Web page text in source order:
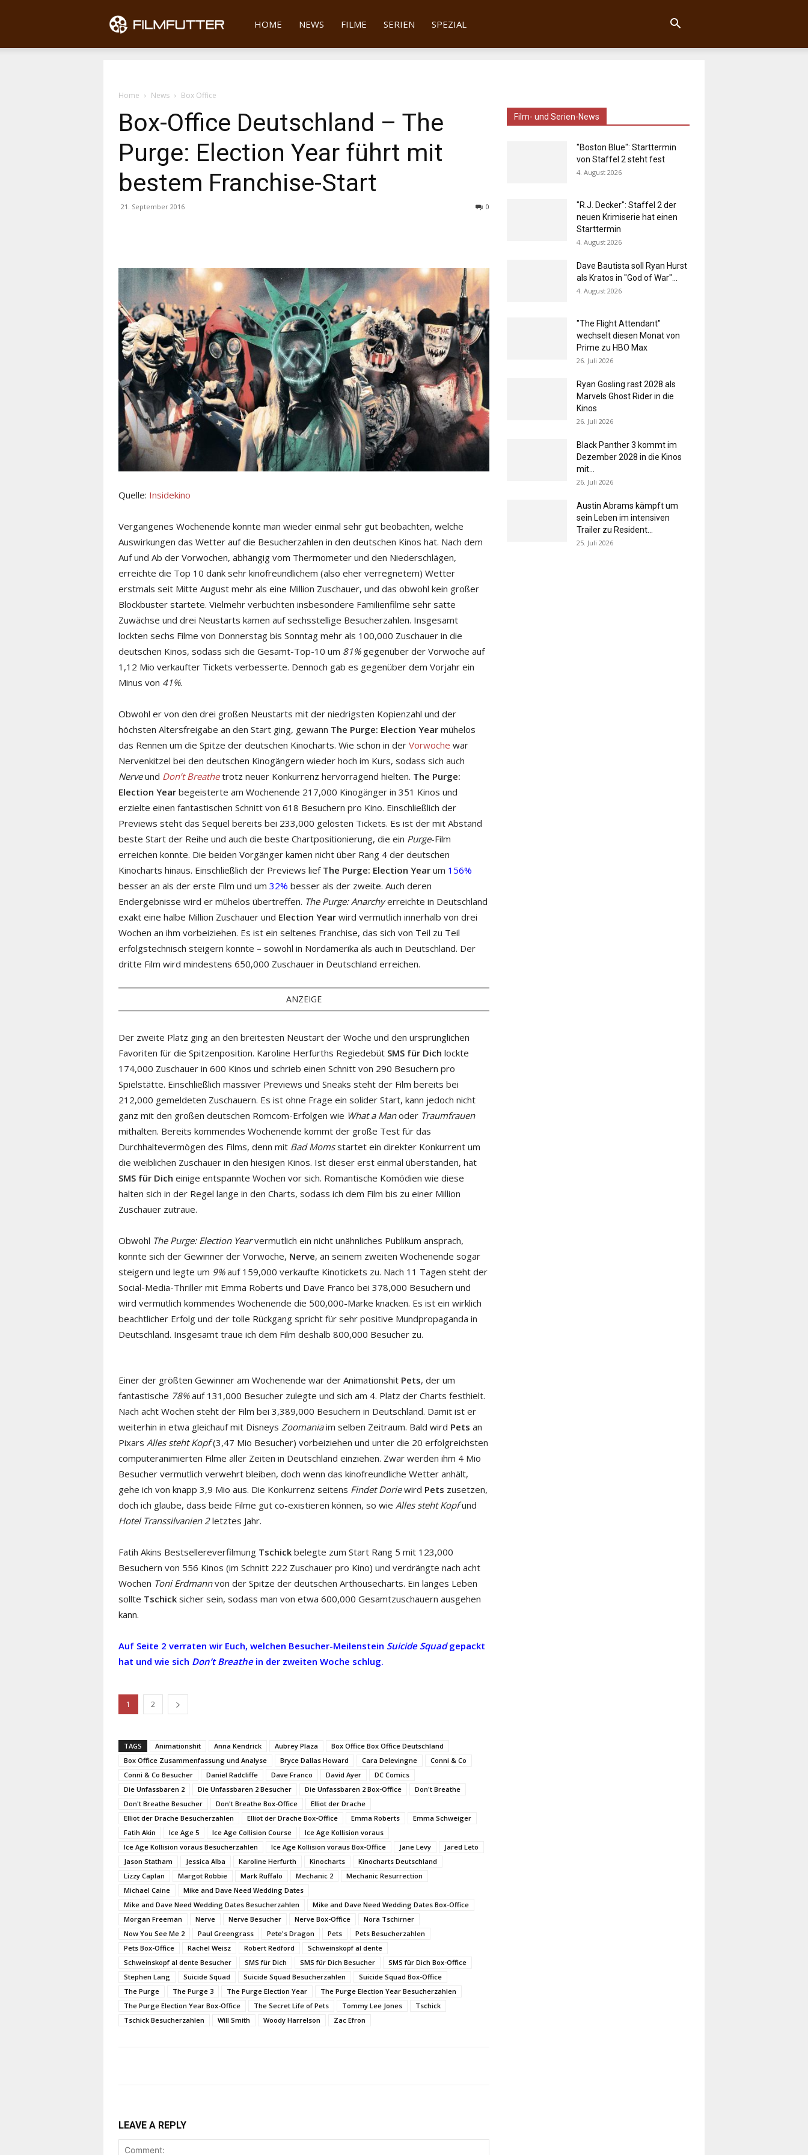
Filmfutter
HOME NEWS FILME SERIEN SPEZIAL
Home News Box Office
Box-Office Deutschland – The
Purge: Election Year führt mit
bestem Franchise-Start
21. September 2016 0
Quelle: Insidekino
Vergangenes Wochenende konnte man wieder einmal sehr gut beobachten, welche
Auswirkungen das Wetter auf die Besucherzahlen in den deutschen Kinos hat. Nach dem
Auf und Ab der Vorwochen, abhängig vom Thermometer und den Niederschlägen,
erreichte die Top 10 dank sehr kinofreundlichem (also eher verregnetem) Wetter
erstmals seit Mitte August mehr als eine Million Zuschauer, und das obwohl kein großer
Blockbuster startete. Vielmehr verbuchten insbesondere Familienfilme sehr satte
Zuwächse und drei Neustarts kamen auf sechsstellige Besucherzahlen. Insgesamt
lockten sechs Filme von Donnerstag bis Sonntag mehr als 100,000 Zuschauer in die
deutschen Kinos, sodass sich die Gesamt-Top-10 um 81%gegenüber der Vorwoche auf
1,12 Mio verkaufter Tickets verbesserte. Dennoch gab es gegenüber dem Vorjahr ein
Minus von 41%.
Obwohl er von den drei großen Neustarts mit der niedrigsten Kopienzahl und der
höchsten Altersfreigabe an den Start ging, gewann The Purge: Election Year mühelos
das Rennen um die Spitze der deutschen Kinocharts. Wie schon in der Vorwoche war
Nervenkitzel bei den deutschen Kinogängern wieder hoch im Kurs, sodass sich auch
Nerveund Don’t Breathetrotz neuer Konkurrenz hervorragend hielten. The Purge:
Election Year begeisterte am Wochenende 217,000 Kinogänger in 351 Kinos und
erzielte einen fantastischen Schnitt von 618 Besuchern pro Kino. Einschließlich der
Previews steht das Sequel bereits bei 233,000 gelösten Tickets. Es ist der mit Abstand
beste Start der Reihe und auch die beste Chartpositionierung, die ein Purge-Film
erreichen konnte. Die beiden Vorgänger kamen nicht über Rang 4 der deutschen
Kinocharts hinaus. Einschließlich der Previews lief The Purge: Election Year um 156%
besser an als der erste Film und um 32% besser als der zweite. Auch deren
Endergebnisse wird er mühelos übertreffen. The Purge: Anarchyerreichte in Deutschland
exakt eine halbe Million Zuschauer und Election Year wird vermutlich innerhalb von drei
Wochen an ihm vorbeiziehen. Es ist ein seltenes Franchise, das sich von Teil zu Teil
erfolgstechnisch steigern konnte – sowohl in Nordamerika als auch in Deutschland. Der
dritte Film wird mindestens 650,000 Zuschauer in Deutschland erreichen.
ANZEIGE
Der zweite Platz ging an den breitesten Neustart der Woche und den ursprünglichen
Favoriten für die Spitzenposition. Karoline Herfurths Regiedebüt SMS für Dich lockte
174,000 Zuschauer in 600 Kinos und schrieb einen Schnitt von 290 Besuchern pro
Spielstätte. Einschließlich massiver Previews und Sneaks steht der Film bereits bei
212,000 gemeldeten Zuschauern. Es ist ohne Frage ein solider Start, kann jedoch nicht
ganz mit den großen deutschen Romcom-Erfolgen wie What a Manoder Traumfrauen
mithalten. Bereits kommendes Wochenende kommt der große Test für das
Durchhaltevermögen des Films, denn mit Bad Momsstartet ein direkter Konkurrent um
die weiblichen Zuschauer in den hiesigen Kinos. Ist dieser erst einmal überstanden, hat
SMS für Dich einige entspannte Wochen vor sich. Romantische Komödien wie diese
halten sich in der Regel lange in den Charts, sodass ich dem Film bis zu einer Million
Zuschauer zutraue.
Obwohl The Purge: Election Yearvermutlich ein nicht unähnliches Publikum ansprach,
konnte sich der Gewinner der Vorwoche, Nerve, an seinem zweiten Wochenende sogar
steigern und legte um 9%auf 159,000 verkaufte Kinotickets zu. Nach 11 Tagen steht der
Social-Media-Thriller mit Emma Roberts und Dave Franco bei 378,000 Besuchern und
wird vermutlich kommendes Wochenende die 500,000-Marke knacken. Es ist ein wirklich
beachtlicher Erfolg und der tolle Rückgang spricht für sehr positive Mundpropaganda in
Deutschland. Insgesamt traue ich dem Film deshalb 800,000 Besucher zu.
Einer der größten Gewinner am Wochenende war der Animationshit Pets, der um
fantastische 78%auf 131,000 Besucher zulegte und sich am 4. Platz der Charts festhielt.
Nach acht Wochen steht der Film bei 3,389,000 Besuchern in Deutschland. Damit ist er
weiterhin in etwa gleichauf mit Disneys Zoomaniaim selben Zeitraum. Bald wird Pets an
Pixars Alles steht Kopf(3,47 Mio Besucher) vorbeiziehen und unter die 20 erfolgreichsten
computeranimierten Filme aller Zeiten in Deutschland einziehen. Zwar werden ihm 4 Mio
Besucher vermutlich verwehrt bleiben, doch wenn das kinofreundliche Wetter anhält,
gehe ich von knapp 3,9 Mio aus. Die Konkurrenz seitens Findet Doriewird Pets zusetzen,
doch ich glaube, dass beide Filme gut co-existieren können, so wie Alles steht Kopfund
Hotel Transsilvanien 2letztes Jahr.
Fatih Akins Bestsellereverfilmung Tschick belegte zum Start Rang 5 mit 123,000
Besuchern von 556 Kinos (im Schnitt 222 Zuschauer pro Kino) und verdrängte nach acht
Wochen Toni Erdmannvon der Spitze der deutschen Arthousecharts. Ein langes Leben
sollte Tschick sicher sein, sodass man von etwa 600,000 Gesamtzuschauern ausgehen
kann.
Auf Seite 2 verraten wir Euch, welchen Besucher-Meilenstein Suicide Squadgepackt
hat und wie sich Don’t Breathein der zweiten Woche schlug.
1 2
TAGS Animationshit Anna Kendrick Aubrey Plaza
Box Office Box Office Deutschland
Box Office Zusammenfassung und Analyse
Bryce Dallas Howard Cara Delevingne
Conni & Co
Conni & Co Besucher
Daniel Radcliffe Dave Franco David Ayer
DC Comics
Die Unfassbaren 2
Die Unfassbaren 2 Besucher Die Unfassbaren 2 Box-Office
Don't Breathe
Don't Breathe Besucher
Don't Breathe Box-Office
Elliot der Drache
Elliot der Drache Besucherzahlen
Elliot der Drache Box-Office Emma Roberts
Emma Schweiger
Fatih Akin
Ice Age 5 Ice Age Collision Course
Ice Age Kollision voraus
Ice Age Kollision voraus Besucherzahlen
Ice Age Kollision voraus Box-Office Jane Levy
Jared Leto
Jason Statham
Jessica Alba Karoline Herfurth Kinocharts
Kinocharts Deutschland
Lizzy Caplan
Margot Robbie Mark Ruffalo Mechanic 2
Mechanic Resurrection
Michael Caine
Mike and Dave Need Wedding Dates
Mike and Dave Need Wedding Dates Besucherzahlen
Mike and Dave Need Wedding Dates Box-Office
Morgan Freeman
Nerve Nerve Besucher Nerve Box-Office
Nora Tschirner
Now You See Me 2
Paul Greengrass Pete's Dragon Pets
Pets Besucherzahlen
Pets Box-Office
Rachel Weisz Robert Redford
Schweinskopf al dente
Schweinskopf al dente Besucher
SMS für Dich SMS für Dich Besucher
SMS für Dich Box-Office
Stephen Lang
Suicide Squad Suicide Squad Besucherzahlen
Suicide Squad Box-Office
The Purge
The Purge 3 The Purge Election Year
The Purge Election Year Besucherzahlen
The Purge Election Year Box-Office
The Secret Life of Pets Tommy Lee Jones
Tschick
Tschick Besucherzahlen
Will Smith Woody Harrelson Zac Efron
LEAVE A REPLY
Film- und Serien-News
"Boston Blue": Starttermin
von Staffel 2 steht fest
4. August 2026
"R.J. Decker": Staffel 2 der
neuen Krimiserie hat einen
Starttermin
4. August 2026
Dave Bautista soll Ryan Hurst
als Kratos in "God of War"...
4. August 2026
"The Flight Attendant"
wechselt diesen Monat von
Prime zu HBO Max
26. Juli 2026
Ryan Gosling rast 2028 als
Marvels Ghost Rider in die
Kinos
26. Juli 2026
Black Panther 3 kommt im
Dezember 2028 in die Kinos
mit...
26. Juli 2026
Austin Abrams kämpft um
sein Leben im intensiven
Trailer zu Resident...
25. Juli 2026